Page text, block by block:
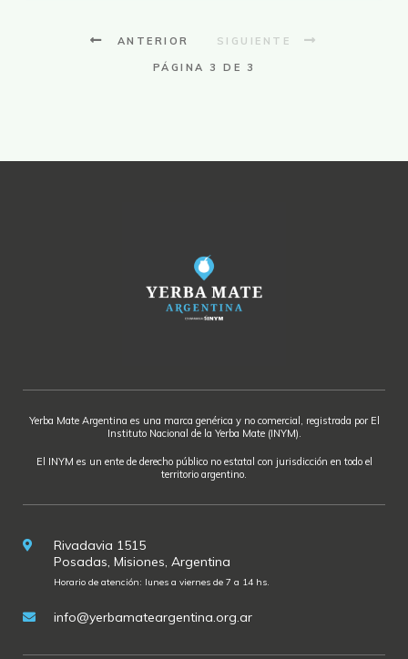
PÁGINA 3 DE 3
ANTERIOR SIGUIENTE
Yerba Mate Argentina es una marca genérica y no comercial, registrada por El
Instituto Nacional de la Yerba Mate (INYM).
El INYM es un ente de derecho público no estatal con jurisdicción en todo el
territorio argentino.
Rivadavia 1515
Posadas, Misiones, Argentina
Horario de atención: lunes a viernes de 7 a 14 hs.
info@yerbamateargentina.org.ar